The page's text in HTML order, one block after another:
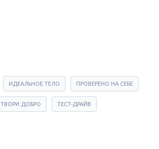
ИДЕАЛЬНОЕ ТЕЛО ПРОВЕРЕНО НА СЕБЕ
ТВОРИ ДОБРО ТЕСТ-ДРАЙВ